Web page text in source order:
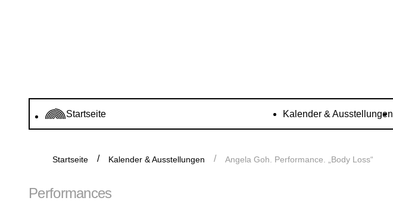
Startseite Kalender & Ausstellungen
Startseite Kalender & Ausstellungen Angela Goh. Performance. „Body Loss“
Performances